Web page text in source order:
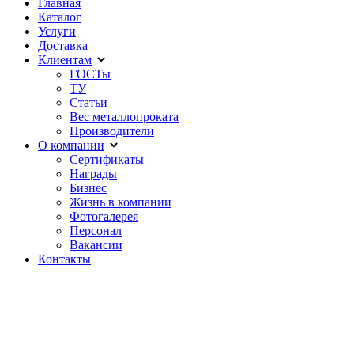
Главная
Каталог
Услуги
Доставка
Клиентам
ГОСТы
ТУ
Статьи
Вес металлопроката
Производители
О компании
Сертификаты
Награды
Бизнес
Жизнь в компании
Фотогалерея
Персонал
Вакансии
Контакты